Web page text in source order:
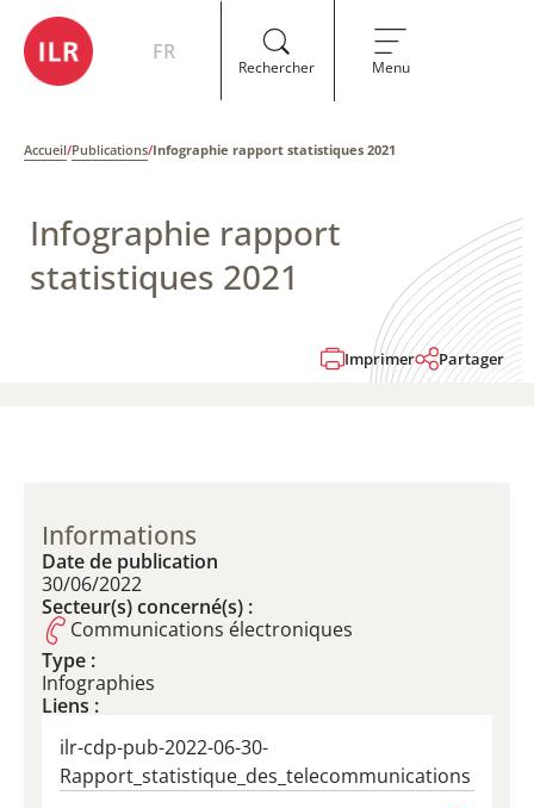
FR
Rechercher Menu
Accueil/Publications/Infographie rapport statistiques 2021
Infographie rapport
statistiques 2021
Imprimer Partager
Informations
Date de publication
30/06/2022
Secteur(s) concerné(s) :
Communications électroniques
Type :
Infographies
Liens :
ilr-cdp-pub-2022-06-30-
Rapport_statistique_des_telecommunications